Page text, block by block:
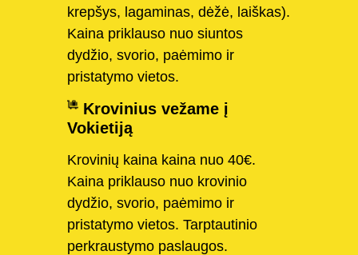
krepšys, lagaminas, dėžė, laiškas).
Kaina priklauso nuo siuntos
dydžio, svorio, paėmimo ir
pristatymo vietos.
Krovinius vežame į
Vokietiją
Krovinių kaina kaina nuo 40€.
Kaina priklauso nuo krovinio
dydžio, svorio, paėmimo ir
pristatymo vietos. Tarptautinio
perkraustymo paslaugos.